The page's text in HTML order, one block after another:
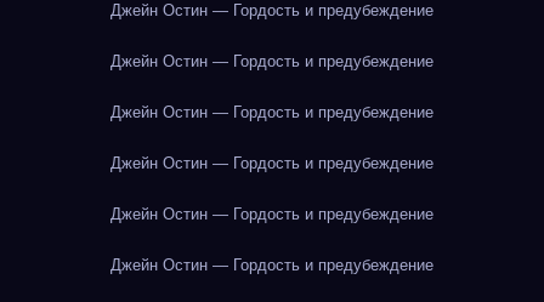
Джейн Остин — Гордость и предубеждение
Джейн Остин — Гордость и предубеждение
Джейн Остин — Гордость и предубеждение
Джейн Остин — Гордость и предубеждение
Джейн Остин — Гордость и предубеждение
Джейн Остин — Гордость и предубеждение